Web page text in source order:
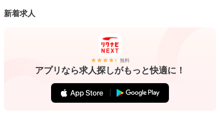
新着求人
無料
アプリなら求人探しがもっと快適に！